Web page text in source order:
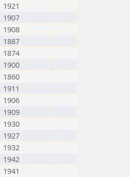
1921
1907
1908
1887
1874
1900
1860
1911
1906
1909
1930
1927
1932
1942
1941